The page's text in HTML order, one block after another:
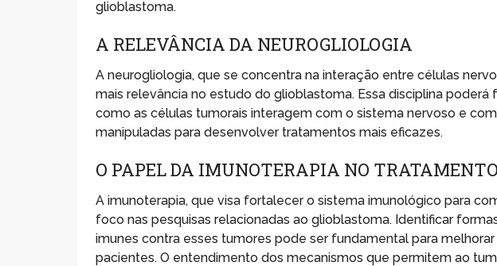
glioblastoma.
A RELEVÂNCIA DA NEUROGLIOLOGIA
A neurogliologia, que se concentra na interação entre células
mais relevância no estudo do glioblastoma. Essa disciplina poderá
como as células tumorais interagem com o sistema nervoso e
manipuladas para desenvolver tratamentos mais eficazes.
O PAPEL DA IMUNOTERAPIA NO TRATAMENTO
A imunoterapia, que visa fortalecer o sistema imunológico para
foco nas pesquisas relacionadas ao glioblastoma. Identificar
imunes contra esses tumores pode ser fundamental para
pacientes. O entendimento dos mecanismos que permitem ao